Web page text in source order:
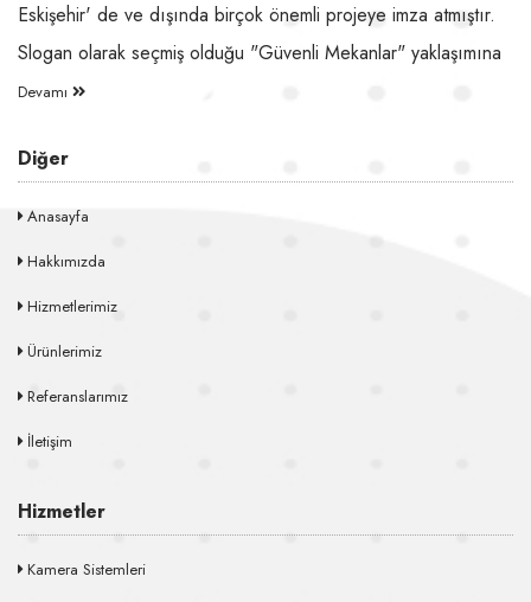
Eskişehir' de ve dışında birçok önemli projeye imza atmıştır.
Slogan olarak seçmiş olduğu "Güvenli Mekanlar" yaklaşımına
Devamı
Diğer
Anasayfa
Hakkımızda
Hizmetlerimiz
Ürünlerimiz
Referanslarımız
İletişim
Hizmetler
Kamera Sistemleri